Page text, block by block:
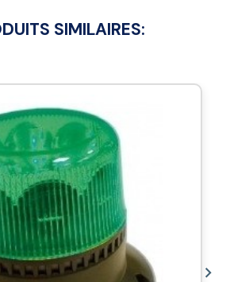
SIMILAIRES: